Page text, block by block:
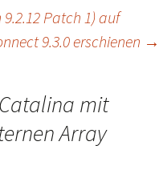
Patch 1) auf
9.3.0 erschienen →
mit
Array